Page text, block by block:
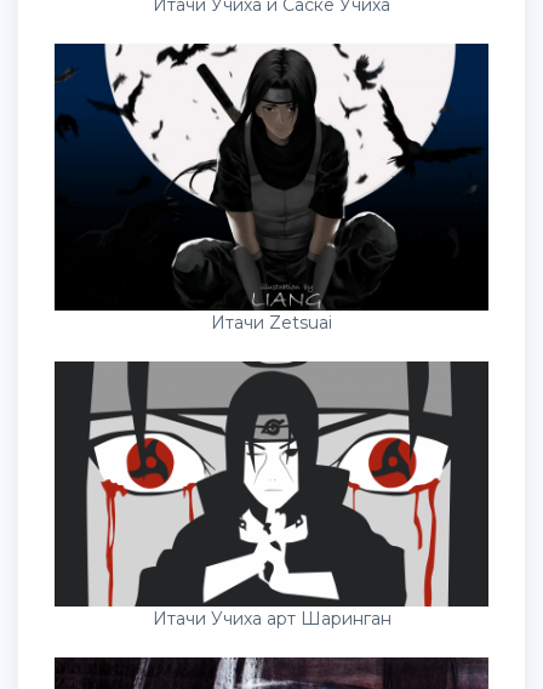
Итачи Zetsuai
Итачи Учиха арт Шаринган